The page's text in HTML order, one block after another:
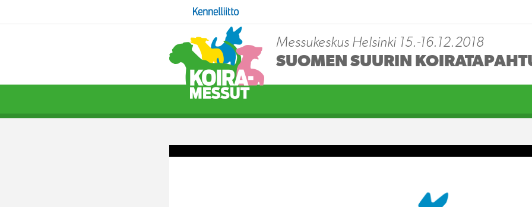
Messukeskus Helsinki 15.-16.12.2018
SUOMEN SUURIN